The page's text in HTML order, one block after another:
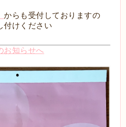
からも受付しておりますの
付けください
お知らせへ